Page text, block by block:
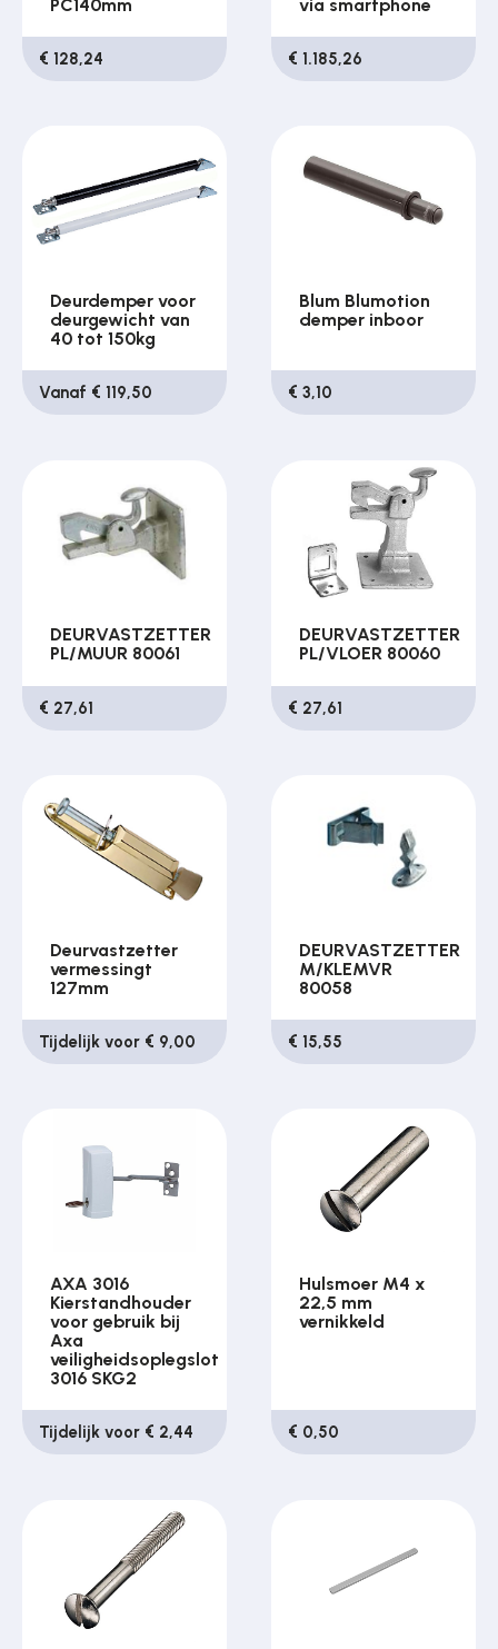
PC140mm
€ 128,24
via smartphone
€ 1.185,26
Deurdemper voor
deurgewicht van
40 tot 150kg
Vanaf € 119,50
Blum Blumotion
demper inboor
€ 3,10
DEURVASTZETTER
PL/MUUR 80061
€ 27,61
DEURVASTZETTER
PL/VLOER 80060
€ 27,61
Deurvastzetter
vermessingt
127mm
Tijdelijk voor € 9,00
DEURVASTZETTER
M/KLEMVR
80058
€ 15,55
AXA 3016
Kierstandhouder
voor gebruik bij
Axa
veiligheidsoplegslot
3016 SKG2
Tijdelijk voor € 2,44
Hulsmoer M4 x
22,5 mm
vernikkeld
€ 0,50